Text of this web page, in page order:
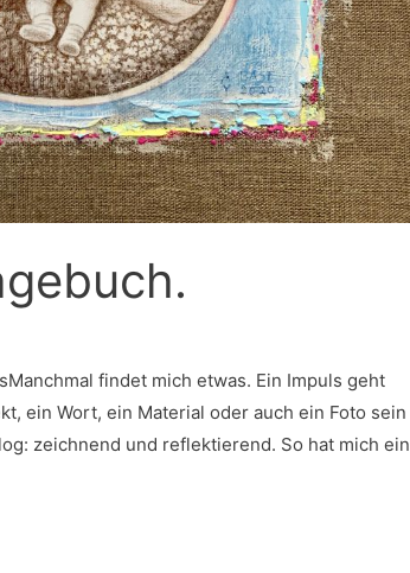
findet mich etwas. Ein Impuls geht
ein Wort, ein Material oder auch ein Foto sein
zeichnend und reflektierend. So hat mich ein